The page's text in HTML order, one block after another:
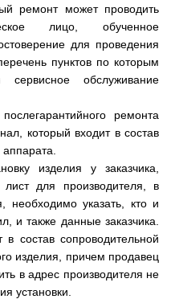
ремонт может проводить
лицо, обученное
для проведения
пунктов по которым
обслуживание
ремонта
который входит в состав
изделия у заказчика,
лист для производителя, в
необходимо указать, кто и
и также данные заказчика.
в состав сопроводительной
изделия, причем продавец
в адрес производителя не
установки.